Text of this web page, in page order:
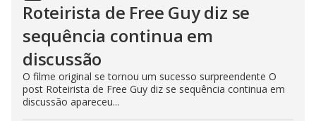
Roteirista de Free Guy diz se
sequência continua em
discussão
O filme original se tornou um sucesso surpreendente O
post Roteirista de Free Guy diz se sequência continua em
discussão apareceu...